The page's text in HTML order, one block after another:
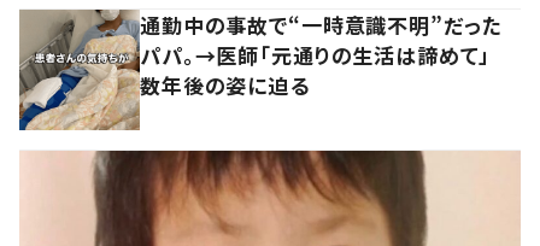
通勤中の事故で“一時意識不明”だった
パパ。→医師「元通りの生活は諦めて」
数年後の姿に迫る